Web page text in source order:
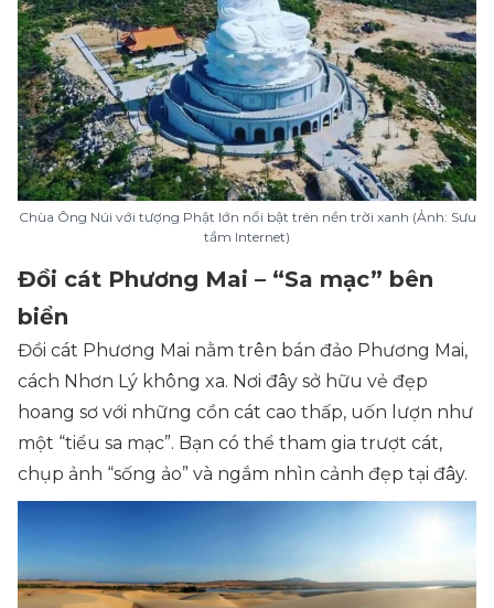
Chùa Ông Núi với tượng Phật lớn nổi bật trên nền trời xanh (Ảnh: Sưu
tầm Internet)
Đồi cát Phương Mai – “Sa mạc” bên
biển
Đồi cát Phương Mai nằm trên bán đảo Phương Mai,
cách Nhơn Lý không xa. Nơi đây sở hữu vẻ đẹp
hoang sơ với những cồn cát cao thấp, uốn lượn như
một “tiểu sa mạc”. Bạn có thể tham gia trượt cát,
chụp ảnh “sống ảo” và ngắm nhìn cảnh đẹp tại đây.